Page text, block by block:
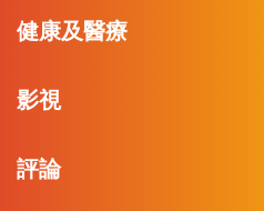
健康及醫療
影視
評論